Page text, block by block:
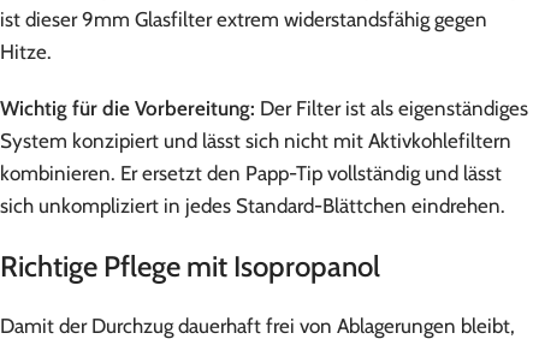
ist dieser 9mm Glasfilter extrem widerstandsfähig gegen
Hitze.
Wichtig für die Vorbereitung: Der Filter ist als eigenständiges
System konzipiert und lässt sich nicht mit Aktivkohlefiltern
kombinieren. Er ersetzt den Papp-Tip vollständig und lässt
sich unkompliziert in jedes Standard-Blättchen eindrehen.
Richtige Pflege mit Isopropanol
Damit der Durchzug dauerhaft frei von Ablagerungen bleibt,